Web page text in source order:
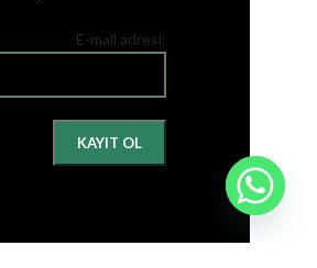
E-mail adresi: